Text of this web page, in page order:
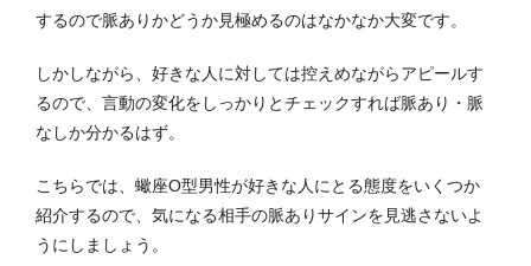
するので脈ありかどうか見極めるのはなかなか大変です。
しかしながら、好きな人に対しては控えめながらアピールす
るので、言動の変化をしっかりとチェックすれば脈あり・脈
なしか分かるはず。
こちらでは、蠍座O型男性が好きな人にとる態度をいくつか
紹介するので、気になる相手の脈ありサインを見逃さないよ
うにしましょう。